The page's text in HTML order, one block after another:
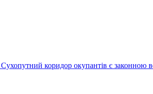
Сухопутний коридор окупантів є